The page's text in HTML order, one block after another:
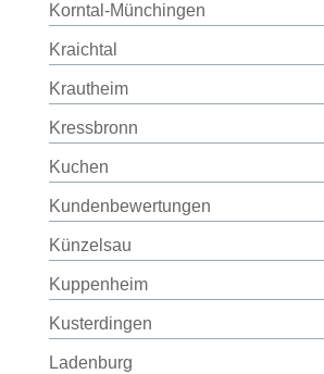
Korntal-Münchingen
Kraichtal
Krautheim
Kressbronn
Kuchen
Kundenbewertungen
Künzelsau
Kuppenheim
Kusterdingen
Ladenburg